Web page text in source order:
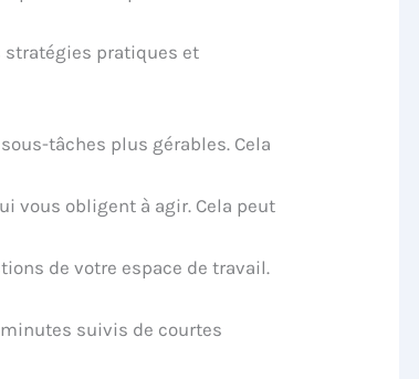
stratégies pratiques et
tâches plus gérables. Cela
vous obligent à agir. Cela peut
de votre espace de travail.
suivis de courtes